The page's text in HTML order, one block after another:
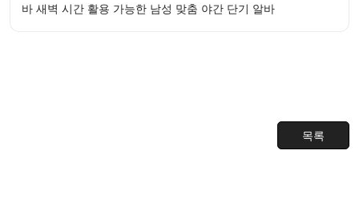
바 새벽 시간 활용 가능한 남성 맞춤 야간 단기 알바
목록